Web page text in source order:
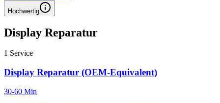
Hochwertig
Display Reparatur
1 Service
Display Reparatur (OEM-Equivalent)
30-60 Min